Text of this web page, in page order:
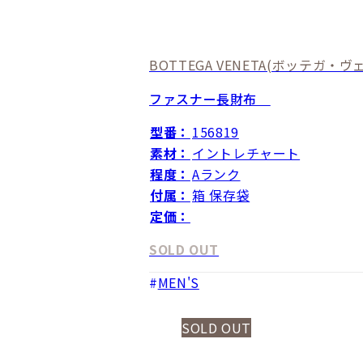
BOTTEGA VENETA(ボッテガ・ヴ
ファスナー長財布
型番： 156819
素材： イントレチャート
程度： Aランク
付属： 箱 保存袋
定価：
SOLD OUT
MEN'S
SOLD OUT